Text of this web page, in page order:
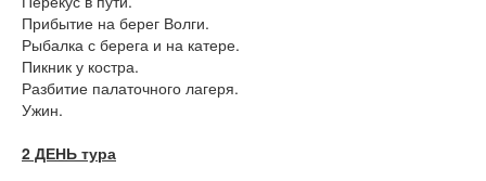
Прибытие на берег Волги.
Рыбалка с берега и на катере.
Пикник у костра.
Разбитие палаточного лагеря.
Ужин.
2 ДЕНЬ тура